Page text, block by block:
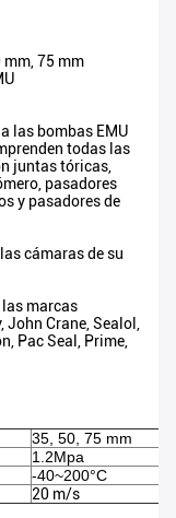
mm, 75 mm
las bombas EMU
todas las
juntas tóricas,
pasadores
y pasadores de
cámaras de su
marcas
John Crane, Sealol,
Pac Seal, Prime,
35, 50, 75 mm
1.2Mpa
-40~200°C
20 m/s